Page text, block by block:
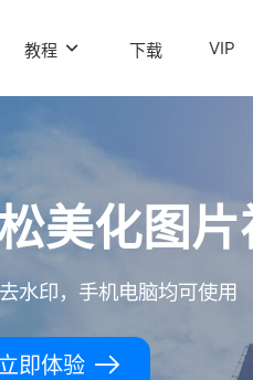
教程 下载 VIP
美化图片
水印，手机电脑均可使用
立即体验